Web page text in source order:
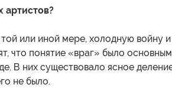
артистов?
или иной мере, холодную войну и
что понятие «враг» было
В них существовало ясное
не было.